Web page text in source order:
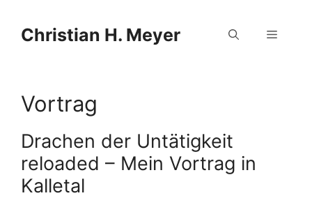
Inhalt
springen
Inhalt
springen
Christian H. Meyer Menü
Vortrag
Drachen der Untätigkeit
reloaded – Mein Vortrag in
Kalletal